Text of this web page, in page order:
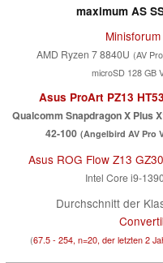
maximum AS
AMD Ryzen 7 8840U (AV
microSD 128 GB
Asus ProArt PZ13
Qualcomm Snapdragon X Plus
42-100 (Angelbird AV Pro
Asus ROG Flow Z13
Intel Core i9-
Durchschnitt der
(67.5 - 254, n=20, der letzten 2